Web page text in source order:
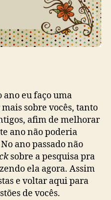
ano eu faço uma
sobre vocês, tanto
afim de melhorar
ano não poderia
ano passado não
sobre a pesquisa pra
ela agora. Assim
e voltar aqui para
de vocês.